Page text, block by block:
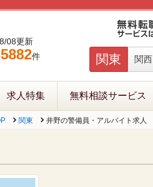
08更新
5882件 関東 関西
求人特集 無料相談サービス
関東 井野の警備員・アルバイト求人